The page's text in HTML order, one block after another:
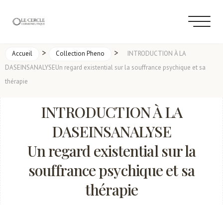
Accueil > Collection Pheno >
INTRODUCTION À LA
DASEINSANALYSEUn regard existential sur la souffrance psychique et sa
thérapie
INTRODUCTION À LA
DASEINSANALYSE
Un regard existential sur la
souffrance psychique et sa
thérapie